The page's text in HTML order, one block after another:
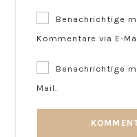
Benachrichtige
Kommentare via E-
Benachrichtige
Mail.